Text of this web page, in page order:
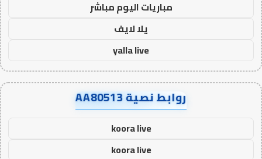
مباريات اليوم مباشر
يلا لايف
yalla live
روابط نصية AA80513
koora live
koora live